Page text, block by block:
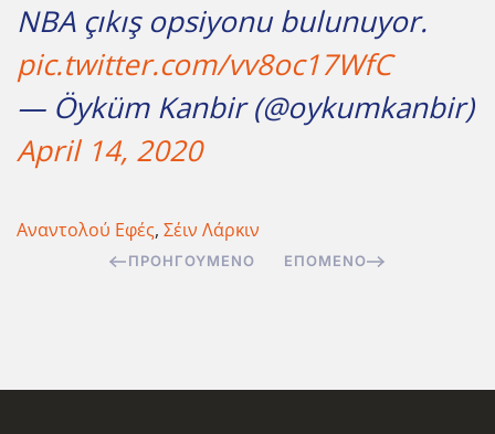
NBA çıkış opsiyonu bulunuyor.
pic.twitter.com/vv8oc17WfC
— Öyküm Kanbir (@oykumkanbir)
April 14, 2020
Αναντολού Εφές, Σέιν Λάρκιν
ΠΡΟΗΓΟΎΜΕΝΟ ΕΠΌΜΕΝΟ